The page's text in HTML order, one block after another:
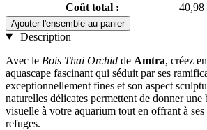
Coût total :
40,98
Ajouter l'ensemble au panier
Description
Avec le Bois Thai Orchid de Amtra, créez
aquascape fascinant qui séduit par ses
exceptionnellement fines et son aspect
naturelles délicates permettent de donner
visuelle à votre aquarium tout en offrant à
refuges.